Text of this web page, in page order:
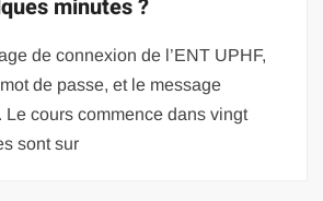
minutes ?
de connexion de l’ENT UPHF,
de passe, et le message
Le cours commence dans vingt
sont sur